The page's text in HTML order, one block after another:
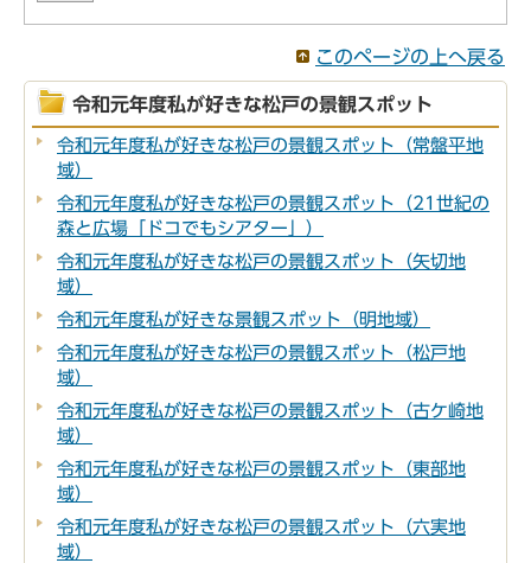
このページの上へ戻る
令和元年度私が好きな松戸の景観スポット
令和元年度私が好きな松戸の景観スポット（常盤平地
域）
令和元年度私が好きな松戸の景観スポット（21世紀の
森と広場「ドコでもシアター」）
令和元年度私が好きな松戸の景観スポット（矢切地
域）
令和元年度私が好きな景観スポット（明地域）
令和元年度私が好きな松戸の景観スポット（松戸地
域）
令和元年度私が好きな松戸の景観スポット（古ケ崎地
域）
令和元年度私が好きな松戸の景観スポット（東部地
域）
令和元年度私が好きな松戸の景観スポット（六実地
域）